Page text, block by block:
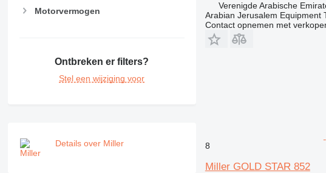
Motorvermogen
Ontbreken er filters?
Stel een wijziging voor
Details over Miller
Verenigde Arabische
Arabian Jerusalem Equipment
Contact opnemen met
8
Miller GOLD STAR 852